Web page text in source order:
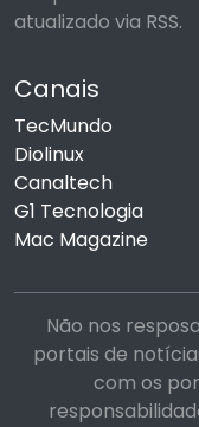
atualizado via RSS.
Canais
TecMundo
Diolinux
Canaltech
G1 Tecnologia
Mac Magazine
Não nos
portais de
com os